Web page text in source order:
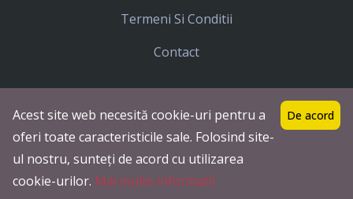
Termeni Si Conditii
Contact
Icar Tours
© 2023
Termeni si Conditii
Politica Cookies
Documente Legale
Acest site web necesită cookie-uri pentru a
oferi toate caracteristicile sale. Folosind site-
ul nostru, sunteți de acord cu utilizarea
cookie-urilor. Mai multe informatii
De acord